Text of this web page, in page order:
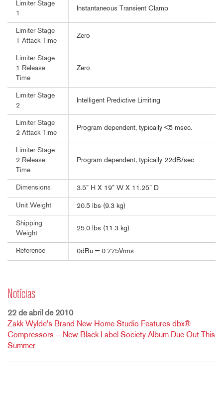
Limiter Stage
1
Instantaneous Transient Clamp
Limiter Stage
1 Attack Time
Zero
Limiter Stage
1 Release
Time
Zero
Limiter Stage
2
Intelligent Predictive Limiting
Limiter Stage
2 Attack Time
Program dependent, typically <5 msec.
Limiter Stage
2 Release
Time
Program dependent, typically 22dB/sec
Dimensions 3.5” H X 19” W X 11.25” D
Unit Weight 20.5 lbs (9.3 kg)
Shipping
Weight
25.0 lbs (11.3 kg)
Reference 0dBu = 0.775Vrms
Notícias
22 de abril de 2010
Zakk Wylde's Brand New Home Studio Features dbx®
Compressors — New Black Label Society Album Due Out This
Summer